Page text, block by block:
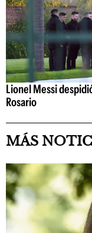
Lionel Messi
Rosario
MÁS